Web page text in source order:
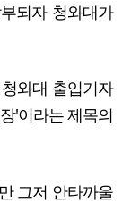
되자 청와대가
와대 출입기자
'이라는 제목의
그저 안타까울